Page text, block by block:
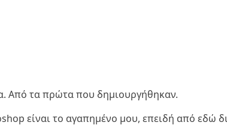
Από τα πρώτα που δημιουργήθηκαν.
είναι το αγαπημένο μου, επειδή από εδώ